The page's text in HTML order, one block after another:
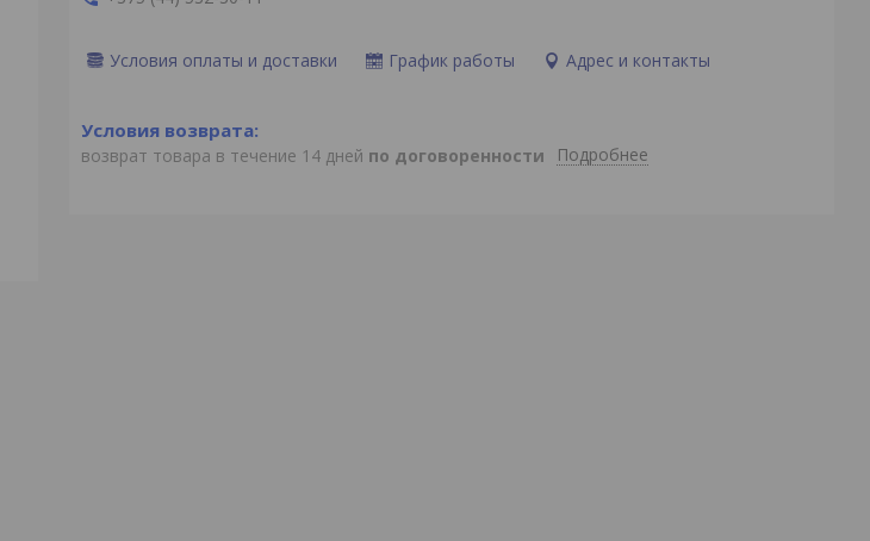
Условия оплаты и доставки График работы Адрес и контакты
возврат товара в течение 14 дней по договоренности Подробнее